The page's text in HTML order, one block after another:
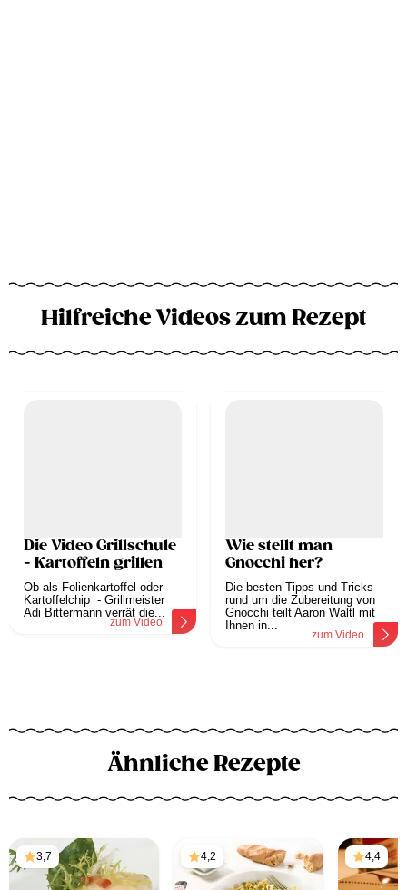
Hilfreiche Videos zum Rezept
Die Video Grillschule
- Kartoffeln grillen
Ob als Folienkartoffel oder
Kartoffelchip - Grillmeister
Adi Bittermann verrät die...
zum Video
Wie stellt man
Gnocchi her?
Die besten Tipps und Tricks
rund um die Zubereitung von
Gnocchi teilt Aaron Waltl mit
Ihnen in...
zum Video
Ähnliche Rezepte
3,7 4,2 4,4